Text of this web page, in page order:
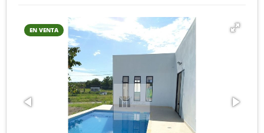
EN VENTA